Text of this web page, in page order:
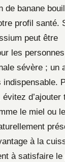
de banane
profil santé.
peut être
les
sévère ; un
indispensable.
d’ajouter
le miel ou
à la
à satisfaire le